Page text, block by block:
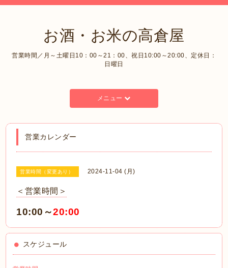
お酒・お米の高倉屋
営業時間／月～土曜日10：00～21：00、祝日10:00～20:00、定休日：
日曜日
メニュー
営業カレンダー
営業時間（変更あり） 2024-11-04 (月)
＜営業時間＞
10:00～20:00
スケジュール